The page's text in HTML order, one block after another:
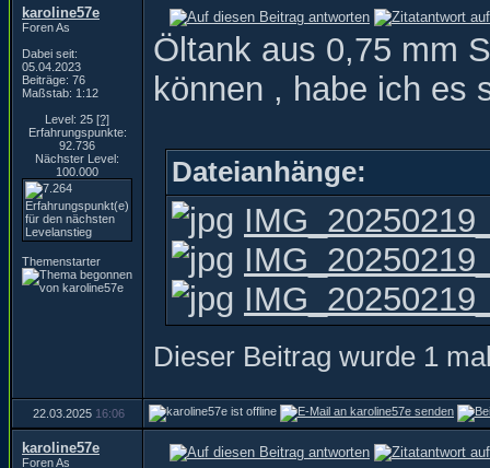
karoline57e
Foren As
Dabei seit:
05.04.2023
Beiträge: 76
Maßstab: 1:12
Level: 25 [?]
Erfahrungspunkte:
92.736
Nächster Level:
100.000
Themenstarter
Öltank aus 0,75 mm
können , habe ich es
Dateianhänge:
Dieser Beitrag wurde 1
22.03.2025 16:06
karoline57e
Foren As